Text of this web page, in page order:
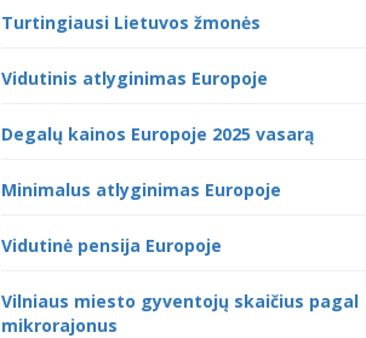
Turtingiausi Lietuvos žmonės
Vidutinis atlyginimas Europoje
Degalų kainos Europoje 2025 vasarą
Minimalus atlyginimas Europoje
Vidutinė pensija Europoje
Vilniaus miesto gyventojų skaičius pagal
mikrorajonus